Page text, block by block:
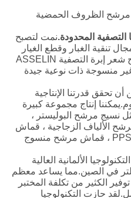
الظروف الحمضية
المحدودة.نمت لتصبح
تنقية الغبار وقطع الغيار
في الصين. لقد استوردنا خط إنتاج شعر إبرة التصفية ASSELIN
منسوجة ذات نوعية جيدة
ذو 8 إبر ، يمكن أن تحقق قدرتنا الإنتاجية
في اليوم.يمكننا إنتاج مجموعة كبيرة
نسيج مرشح البوليستر ،
الألياف الزجاجية ، قماش
مرشح PPS ، Nomex ، P84 ، PTFE ، قماش مرشح منسوج
الألمانية العالية
في الصين.مما يساعد معظم
الكثير من تكلفة المختبر
حازت التكنولوجيا